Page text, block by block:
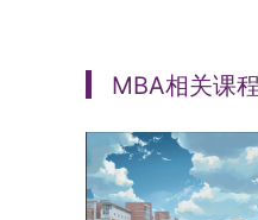
MBA相关课程